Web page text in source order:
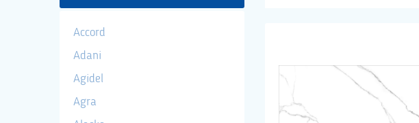
Accord
Adani
Agidel
Agra